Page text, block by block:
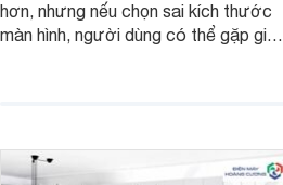
hơn, nhưng nếu chọn sai kích thước
màn hình, người dùng có thể gặp giao